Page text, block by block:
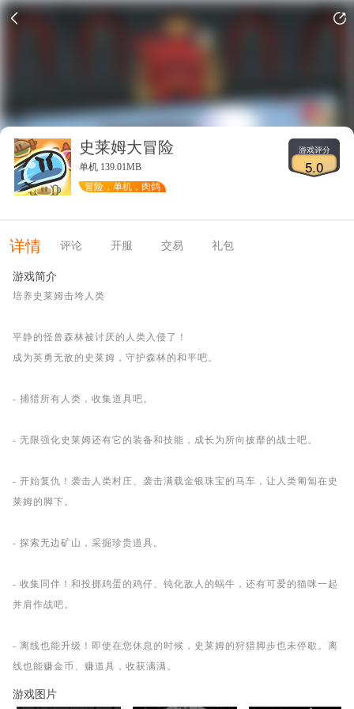
史莱姆大冒险
单机 139.01MB
冒险，单机，肉鸽
游戏评分
5.0
详情 评论 开服 交易 礼包
游戏简介
培养史莱姆击垮人类
平静的怪兽森林被讨厌的人类入侵了！
成为英勇无敌的史莱姆，守护森林的和平吧。
- 捕猎所有人类，收集道具吧。
- 无限强化史莱姆还有它的装备和技能，成长为所向披靡的战士吧。
- 开始复仇！袭击人类村庄、袭击满载金银珠宝的马车，让人类匍匐在史
莱姆的脚下。
- 探索无边矿山，采掘珍贵道具。
- 收集同伴！和投掷鸡蛋的鸡仔、钝化敌人的蜗牛，还有可爱的猫咪一起
并肩作战吧。
- 离线也能升级！即使在您休息的时候，史莱姆的狩猎脚步也未停歇。离
线也能赚金币、赚道具，收获满满。
游戏图片